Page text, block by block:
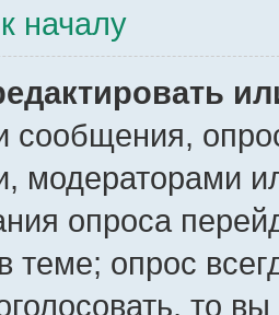
началу
сообщения,
модераторами
опроса
теме; опрос
то